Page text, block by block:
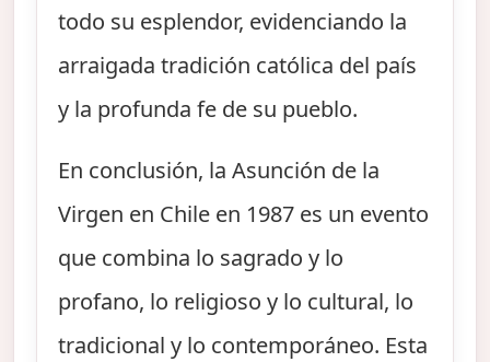
todo su esplendor, evidenciando la
arraigada tradición católica del país
y la profunda fe de su pueblo.
En conclusión, la Asunción de la
Virgen en Chile en 1987 es un evento
que combina lo sagrado y lo
profano, lo religioso y lo cultural, lo
tradicional y lo contemporáneo. Esta